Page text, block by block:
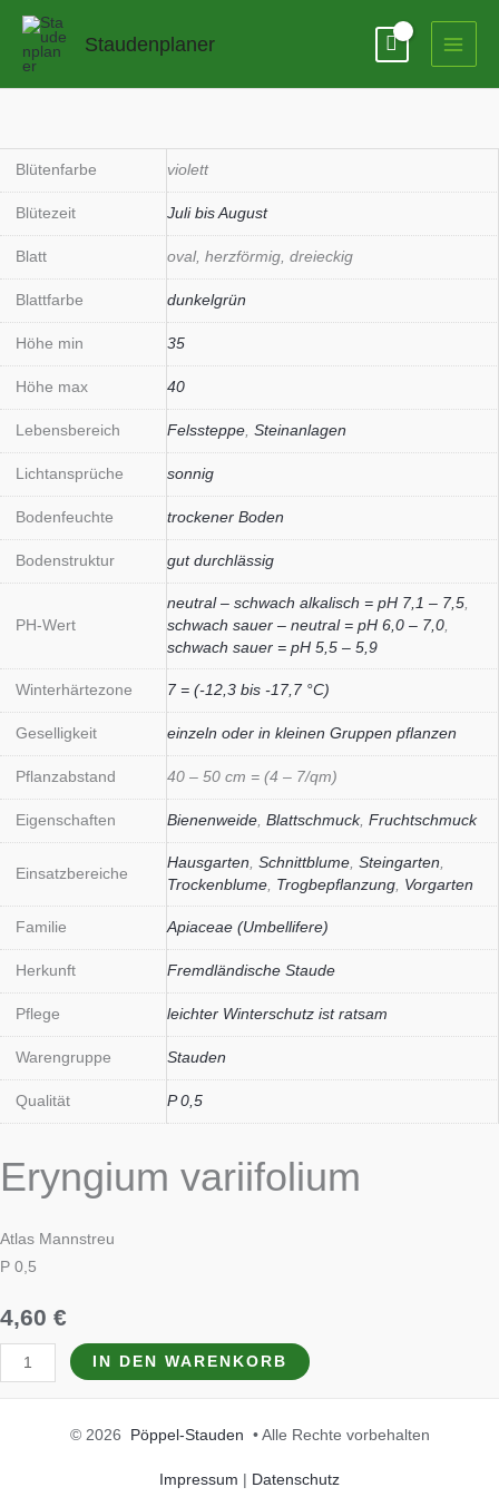
Zum
springen
Staudenplaner
Blütenfarbe violett
Blütezeit Juli bis August
Blatt oval, herzförmig, dreieckig
Blattfarbe dunkelgrün
Höhe min 35
Höhe max 40
Lebensbereich Felssteppe Steinanlagen
Lichtansprüche sonnig
Bodenfeuchte trockener Boden
Bodenstruktur gut durchlässig
PH-Wert
neutral – schwach alkalisch = pH 7,1 – 7,5
schwach sauer – neutral = pH 6,0 – 7,0
schwach sauer = pH 5,5 – 5,9
Winterhärtezone 7 = (-12,3 bis -17,7 °C)
Geselligkeit einzeln oder in kleinen Gruppen pflanzen
Pflanzabstand 40 – 50 cm = (4 – 7/qm)
Eigenschaften Bienenweide Blattschmuck, Fruchtschmuck
Einsatzbereiche
Hausgarten Schnittblume Steingarten
Trockenblume Trogbepflanzung Vorgarten
Familie Apiaceae (Umbellifere)
Herkunft Fremdländische Staude
Pflege leichter Winterschutz ist ratsam
Warengruppe Stauden
Qualität P 0,5
Eryngium variifolium
Atlas Mannstreu
P 0,5
4,60 €
IN DEN WARENKORB
© 2026 Pöppel-Stauden • Alle Rechte vorbehalten
Impressum | Datenschutz